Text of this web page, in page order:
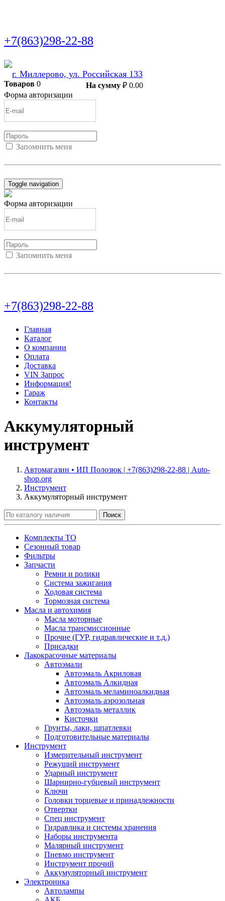
+7(863)298-22-88
г. Миллерово, ул. Российская 133
Товаров 0 На сумму ₽ 0.00
Форма авторизации
Запомнить меня
Toggle navigation
Форма авторизации
Запомнить меня
+7(863)298-22-88
Главная
Каталог
О компании
Оплата
Доставка
VIN Запрос
Информация!
Гараж
Контакты
Аккумуляторный
инструмент
Автомагазин • ИП Полозюк | +7(863)298-22-88 | Auto-
shop.org
Инструмент
Аккумуляторный инструмент
Поиск
Комплекты ТО
Сезонный товар
Фильтры
Запчасти
Ремни и ролики
Система зажигания
Ходовая система
Тормозная система
Масла и автохимия
Масла моторные
Масла трансмиссионные
Прочие (ГУР, гидравлические и т.д.)
Присадки
Лакокрасочные материалы
Автоэмали
Автоэмаль Акриловая
Автоэмаль Алкидная
Автоэмаль меламиноалкидная
Автоэмаль аэрозольная
Автоэмаль металлик
Кисточки
Грунты, лаки, шпатлевки
Подготовительные материалы
Инструмент
Измерительный инструмент
Режущий инструмент
Ударный инструмент
Шарнирно-губцевый инструмент
Ключи
Головки торцевые и принадлежности
Отвертки
Спец инструмент
Гидравлика и системы хранения
Наборы инструмента
Малярный инструмент
Пневмо инструмент
Инструмент прочий
Аккумуляторный инструмент
Электроника
Автолампы